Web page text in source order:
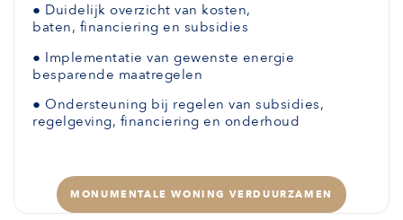
● Duidelijk overzicht van kosten,
baten, financiering en subsidies
● Implementatie van gewenste energie
besparende maatregelen
● Ondersteuning bij regelen van subsidies,
regelgeving, financiering en onderhoud
MONUMENTALE WONING VERDUURZAMEN